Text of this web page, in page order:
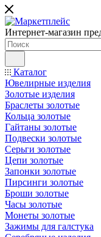
Интернет-магазин
Каталог
Ювелирные изделия
Золотые изделия
Браслеты золотые
Кольца золотые
Гайтаны золотые
Подвески золотые
Серьги золотые
Цепи золотые
Запонки золотые
Пирсинги золотые
Броши золотые
Часы золотые
Монеты золотые
Зажимы для галстука